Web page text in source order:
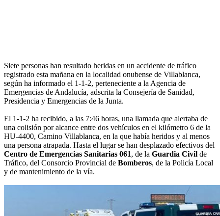
Siete personas han resultado heridas en un accidente de tráfico
registrado esta mañana en la localidad onubense de Villablanca,
según ha informado el 1-1-2, perteneciente a la Agencia de
Emergencias de Andalucía, adscrita la Consejería de Sanidad,
Presidencia y Emergencias de la Junta.
El 1-1-2 ha recibido, a las 7:46 horas, una llamada que alertaba de
una colisión por alcance entre dos vehículos en el kilómetro 6 de la
HU-4400, Camino Villablanca, en la que había heridos y al menos
una persona atrapada. Hasta el lugar se han desplazado efectivos del
Centro de Emergencias Sanitarias 061, de la Guardia Civil de
Tráfico, del Consorcio Provincial de Bomberos, de la Policía Local
y de mantenimiento de la vía.